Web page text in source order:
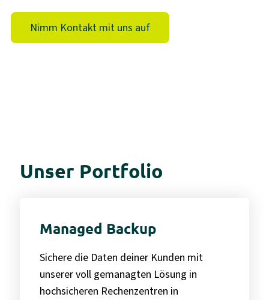
Nimm Kontakt mit uns auf
Unser Portfolio
Managed Backup
Sichere die Daten deiner Kunden mit
unserer voll gemanagten Lösung in
hochsicheren Rechenzentren in